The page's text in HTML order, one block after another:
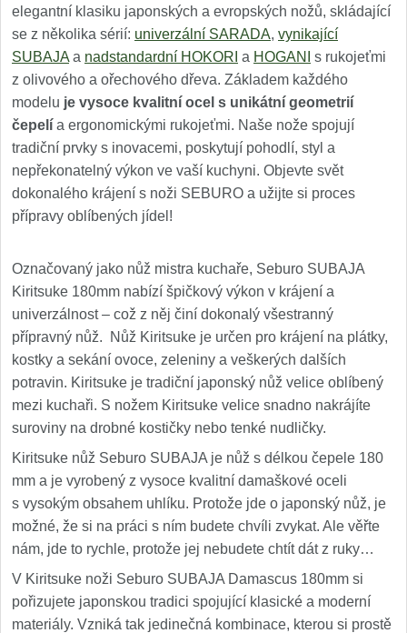
elegantní klasiku japonských a evropských nožů, skládající
se z několika sérií: univerzální SARADA, vynikající
SUBAJA a nadstandardní HOKORI a HOGANI
s rukojeťmi
z olivového a ořechového dřeva. Základem každého
modelu je vysoce kvalitní ocel s unikátní geometrií
čepelí a ergonomickými rukojeťmi. Naše nože spojují
tradiční prvky s inovacemi, poskytují pohodlí, styl a
nepřekonatelný výkon ve vaší kuchyni. Objevte svět
dokonalého krájení s noži SEBURO a užijte si proces
přípravy oblíbených jídel!
Označovaný jako nůž mistra kuchaře, Seburo SUBAJA
Kiritsuke 180mm nabízí špičkový výkon v krájení a
univerzálnost – což z něj činí dokonalý všestranný
přípravný nůž. Nůž Kiritsuke je určen pro krájení na plátky,
kostky a sekání ovoce, zeleniny a veškerých dalších
potravin. Kiritsuke je tradiční japonský nůž velice oblíbený
mezi kuchaři. S nožem Kiritsuke velice snadno nakrájíte
suroviny na drobné kostičky nebo tenké nudličky.
Kiritsuke nůž Seburo SUBAJA je nůž s délkou čepele 180
mm a je vyrobený z vysoce kvalitní damaškové oceli
s vysokým obsahem uhlíku. Protože jde o japonský nůž, je
možné, že si na práci s ním budete chvíli zvykat. Ale věřte
nám, jde to rychle, protože jej nebudete chtít dát z ruky…
V Kiritsuke noži Seburo SUBAJA Damascus 180mm si
pořizujete japonskou tradici spojující klasické a moderní
materiály. Vzniká tak jedinečná kombinace, kterou si prostě